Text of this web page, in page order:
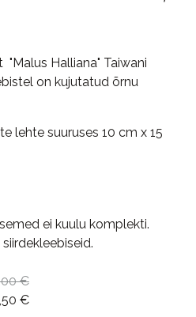
Halliana" Taiwani
on kujutatud õrnu
lehte suuruses 10 cm x 15
ei kuulu komplekti.
€
€